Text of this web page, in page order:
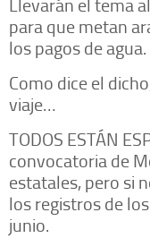
para que metan
los pagos de agua.
Como dice el
viaje…
TODOS ESTÁN
convocatoria de
estatales, pero si
los registros de
junio.